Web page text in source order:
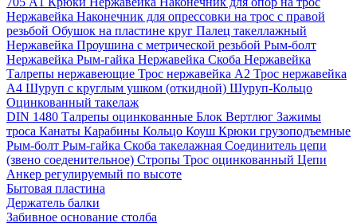
Нержавейка Наконечник для опрессовки на трос с правой
резьбой Обушок на пластине круг Палец такеллажный
Нержавейка Проушина с метрической резьбой Рым-болт
Нержавейка Рым-гайка Нержавейка Скоба Нержавейка
Талрепы нержавеющие Трос нержавейка А2 Трос нержавейка
А4 Шуруп с круглым ушком (откидной) Шуруп-Кольцо
Оцинкованный такелаж
DIN 1480 Талрепы оцинкованные Блок Вертлюг Зажимы
троса Канаты Карабины Кольцо Коуш Крюки грузоподъемные
Рым-болт Рым-гайка Скоба такелажная Соединитель цепи
(звено соеденительное) Стропы Трос оцинкованный Цепи
Анкер регулируемый по высоте
Бытовая пластина
Держатель балки
Забивное основание столба